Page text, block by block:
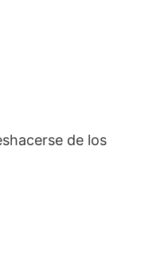
de los